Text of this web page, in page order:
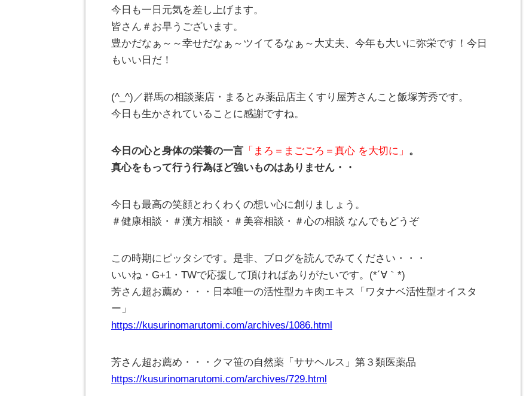
今日も一日元気を差し上げます。
皆さん＃お早うございます。
豊かだなぁ～～幸せだなぁ～ツイてるなぁ～大丈夫、今年も大いに弥栄です！今日
もいい日だ！
(^_^)／群馬の相談薬店・まるとみ薬品店主くすり屋芳さんこと飯塚芳秀です。
今日も生かされていることに感謝ですね。
今日の心と身体の栄養の一言 「まろ＝まごごろ＝真心 を大切に」 。
真心をもって行う行為ほど強いものはありません・・
今日も最高の笑顔とわくわくの想い心に創りましょう。
＃健康相談・＃漢方相談・＃美容相談・＃心の相談 なんでもどうぞ
この時期にピッタシです。是非、ブログを読んでみてください・・・
いいね・G+1・TWで応援して頂ければありがたいです。(*´∀｀*)
芳さん超お薦め・・・日本唯一の活性型カキ肉エキス「ワタナベ活性型オイスタ
ー」
https://kusurinomarutomi.com/archives/1086.html
芳さん超お薦め・・・クマ笹の自然薬「ササヘルス」第３類医薬品
https://kusurinomarutomi.com/archives/729.html